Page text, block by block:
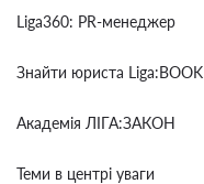
Liga360: PR-менеджер
Знайти юриста Liga:BOOK
Академія ЛІГА:ЗАКОН
Теми в центрі уваги